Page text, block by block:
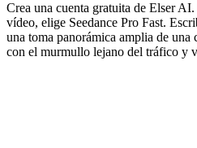
Crea una cuenta gratuita de Elser
vídeo, elige Seedance Pro Fast.
una toma panorámica amplia de una
con el murmullo lejano del tráfico y